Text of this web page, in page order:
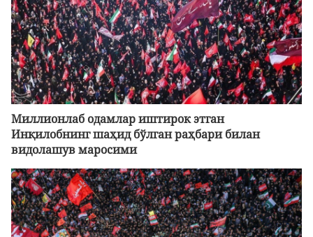
Миллионлаб одамлар иштирок этган
Инқилобнинг шаҳид бўлган раҳбари билан
видолашув маросими